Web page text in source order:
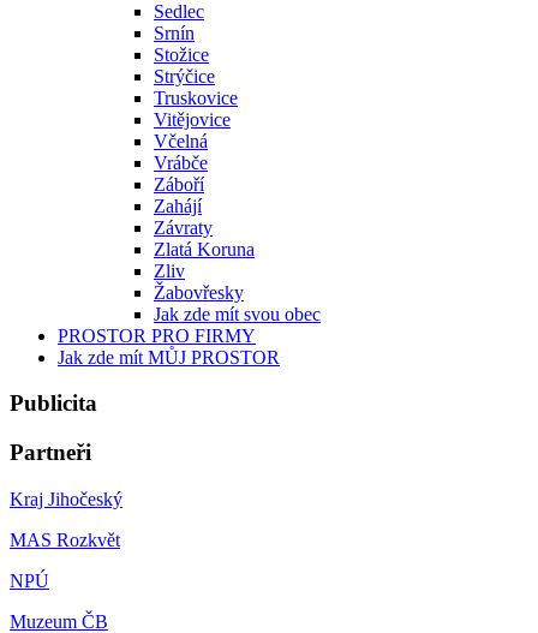
Sedlec
Srnín
Stožice
Strýčice
Truskovice
Vitějovice
Včelná
Vrábče
Záboří
Zahájí
Závraty
Zlatá Koruna
Zliv
Žabovřesky
Jak zde mít svou obec
PROSTOR PRO FIRMY
Jak zde mít MŮJ PROSTOR
Publicita
Partneři
Kraj Jihočeský
MAS Rozkvět
NPÚ
Muzeum ČB